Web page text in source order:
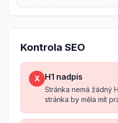
Kontrola SEO
X H1 nadpis
Stránka nemá žádný
stránka by měla mít